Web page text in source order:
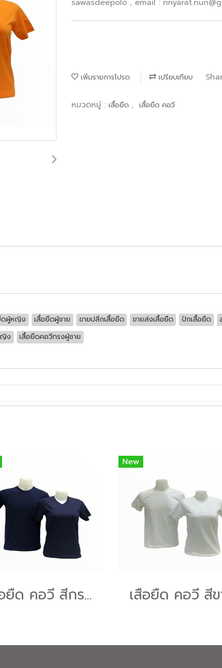
sawasdeepolo , email :
เพิ่มรายการโปรด เปรียบเทียบ
หมวดหมู่ : เสื้อยืด , เสื้อยืด คอวี
ดผู้หญิง เสื้อยืดผู้ชาย ขายปลีกเสื้อยืด ขายส่งเสื้อยืด ปักเสื้อยืด
ง
เสื้อยืดคอวีทรงผู้ชาย
เสื้อยืด คอวี สีกรมท่า
New
เสื้อยืด คอวี สี